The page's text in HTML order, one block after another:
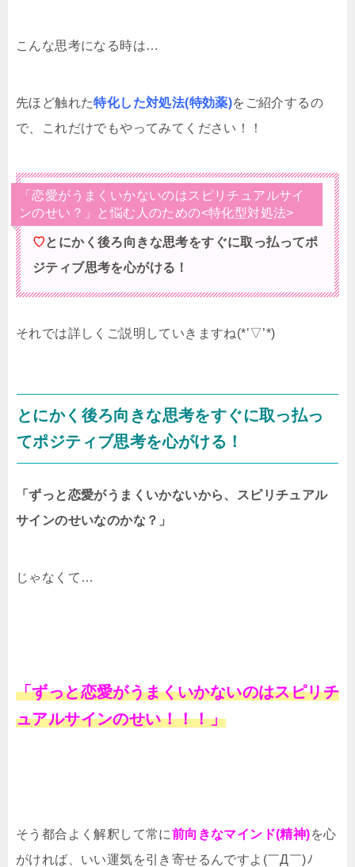
こんな思考になる時は…
先ほど触れた特化した対処法(特効薬)をご紹介するの
で、これだけでもやってみてください！！
「恋愛がうまくいかないのはスピリチュアルサイ
ンのせい？」と悩む人のための<特化型対処法>
♡とにかく後ろ向きな思考をすぐに取っ払ってポ
ジティブ思考を心がける！
それでは詳しくご説明していきますね(*’▽’*)
とにかく後ろ向きな思考をすぐに取っ払っ
てポジティブ思考を心がける！
「ずっと恋愛がうまくいかないから、スピリチュアル
サインのせいなのかな？」
じゃなくて…
「ずっと恋愛がうまくいかないのはスピリチ
ュアルサインのせい！！！」
そう都合よく解釈して常に前向きなマインド(精神)を心
がければ、いい運気を引き寄せるんですよ(￣Д￣)ﾉ